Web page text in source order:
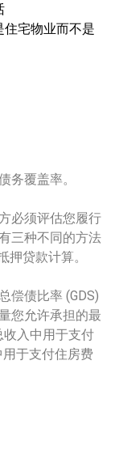
宅物业而不是
务覆盖率。
必须评估您履行
三种不同的方法
贷款计算。
偿债比率 (GDS)
您允许承担的最
收入中用于支付
于支付住房费